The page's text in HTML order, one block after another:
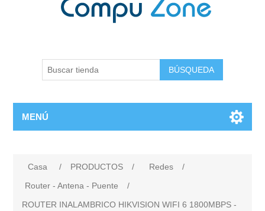
BÚSQUEDA
MENÚ
Casa / PRODUCTOS / Redes
/
Router - Antena - Puente
/
ROUTER INALAMBRICO HIKVISION WIFI 6 1800MBPS -